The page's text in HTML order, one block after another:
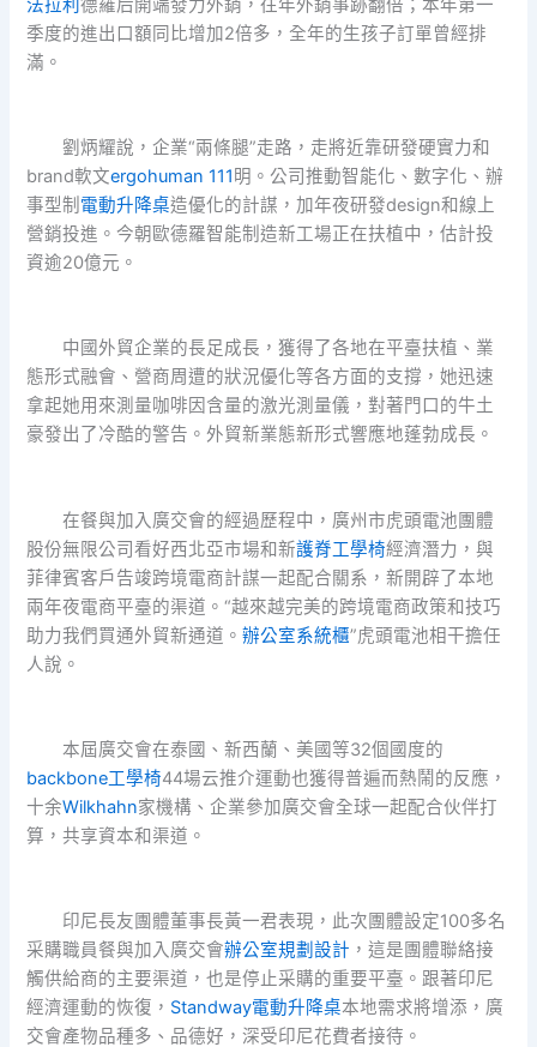
季度的進出口額同比增加2倍多，全年的生孩子訂單曾經排
滿。
劉炳耀說，企業“兩條腿”走路，走將近靠研發硬實力和
brand軟文ergohuman 111明。公司推動智能化、數字化、辦
事型制 電動升降桌造優化的計謀，加年夜研發design和線上
營銷投進。今朝歐德羅智能制造新工場正在扶植中，估計投
資逾20億元。
中國外貿企業的長足成長，獲得了各地在平臺扶植、業
態形式融會、營商周遭的狀況優化等各方面的支撐，她迅速
拿起她用來測量咖啡因含量的激光測量儀，對著門口的牛土
豪發出了冷酷的警告。外貿新業態新形式響應地蓬勃成長。
在餐與加入廣交會的經過歷程中，廣州市虎頭電池團體
股份無限公司看好西北亞市場和新護脊工學椅經濟潛力，與
菲律賓客戶告竣跨境電商計謀一起配合關系，新開辟了本地
兩年夜電商平臺的渠道。“越來越完美的跨境電商政策和技巧
助力我們買通外貿新通道。辦公室系統櫃”虎頭電池相干擔任
人說。
本屆廣交會在泰國、新西蘭、美國等32個國度的
backbone工學椅44場云推介運動也獲得普遍而熱鬧的反應，
十余Wilkhahn家機構、企業參加廣交會全球一起配合伙伴打
算，共享資本和渠道。
印尼長友團體董事長黃一君表現，此次團體設定100多名
采購職員餐與加入廣交會辦公室規劃設計 ，這是團體聯絡接
觸供給商的主要渠道，也是停止采購的重要平臺。跟著印尼
經濟運動的恢復， Standway電動升降桌本地需求將增添，廣
交會產物品種多、品德好，深受印尼花費者接待。